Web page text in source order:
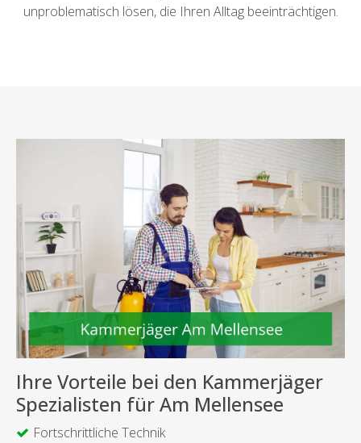
unproblematisch lösen, die Ihren Alltag beeinträchtigen.
Ihre Vorteile bei den Kammerjäger
Spezialisten für Am Mellensee
Fortschrittliche Technik